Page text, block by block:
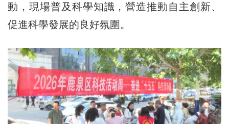
動，現場普及科學知識，營造推動自主創新、
促進科學發展的良好氛圍。